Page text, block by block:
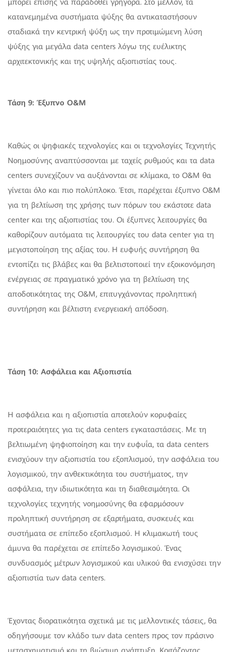
μπορεί επίσης να παραδοθεί γρήγορα. Στο μέλλον, τα
κατανεμημένα συστήματα ψύξης θα αντικαταστήσουν
σταδιακά την κεντρική ψύξη ως την προτιμώμενη λύση
ψύξης για μεγάλα data centers λόγω της ευέλικτης
αρχιτεκτονικής και της υψηλής αξιοπιστίας τους.
Τάση 9: Έξυπνο O&M
Καθώς οι ψηφιακές τεχνολογίες και οι τεχνολογίες Τεχνητής
Νοημοσύνης αναπτύσσονται με ταχείς ρυθμούς και τα data
centers συνεχίζουν να αυξάνονται σε κλίμακα, το O&M θα
γίνεται όλο και πιο πολύπλοκο. Έτσι, παρέχεται έξυπνο O&M
για τη βελτίωση της χρήσης των πόρων του εκάστοτε data
center και της αξιοπιστίας του. Οι έξυπνες λειτουργίες θα
καθορίζουν αυτόματα τις λειτουργίες του data center για τη
μεγιστοποίηση της αξίας του. Η ευφυής συντήρηση θα
εντοπίζει τις βλάβες και θα βελτιστοποιεί την εξοικονόμηση
ενέργειας σε πραγματικό χρόνο για τη βελτίωση της
αποδοτικότητας της O&M, επιτυγχάνοντας προληπτική
συντήρηση και βέλτιστη ενεργειακή απόδοση.
Τάση 10: Ασφάλεια και Αξιοπιστία
Η ασφάλεια και η αξιοπιστία αποτελούν κορυφαίες
προτεραιότητες για τις data centers εγκαταστάσεις. Με τη
βελτιωμένη ψηφιοποίηση και την ευφυΐα, τα data centers
ενισχύουν την αξιοπιστία του εξοπλισμού, την ασφάλεια του
λογισμικού, την ανθεκτικότητα του συστήματος, την
ασφάλεια, την ιδιωτικότητα και τη διαθεσιμότητα. Οι
τεχνολογίες τεχνητής νοημοσύνης θα εφαρμόσουν
προληπτική συντήρηση σε εξαρτήματα, συσκευές και
συστήματα σε επίπεδο εξοπλισμού. Η κλιμακωτή τους
άμυνα θα παρέχεται σε επίπεδο λογισμικού. Ένας
συνδυασμός μέτρων λογισμικού και υλικού θα ενισχύσει την
αξιοπιστία των data centers.
Έχοντας διορατικότητα σχετικά με τις μελλοντικές τάσεις, θα
οδηγήσουμε τον κλάδο των data centers προς τον πράσινο